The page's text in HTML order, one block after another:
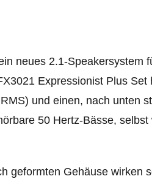
neues 2.1-Speakersystem
Expressionist Plus Set
und einen, nach unten
50 Hertz-Bässe, selbst
geformten Gehäuse wirken